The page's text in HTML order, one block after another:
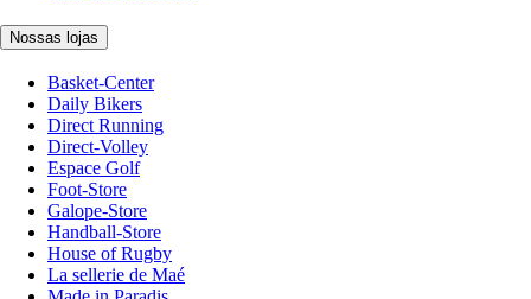
Nossas lojas
Basket-Center
Daily Bikers
Direct Running
Direct-Volley
Espace Golf
Foot-Store
Galope-Store
Handball-Store
House of Rugby
La sellerie de Maé